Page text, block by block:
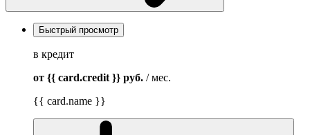
Быстрый просмотр
в кредит
от {{ card.credit }} руб. / мес.
{{ card.name }}